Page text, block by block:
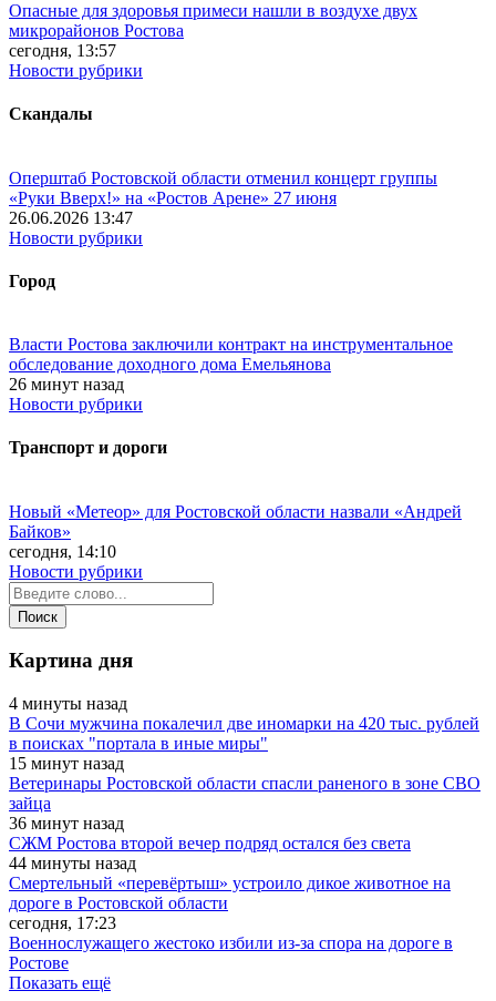
Опасные для здоровья примеси нашли в воздухе двух
микрорайонов Ростова
сегодня, 13:57
Новости рубрики
Скандалы
Оперштаб Ростовской области отменил концерт группы
«Руки Вверх!» на «Ростов Арене» 27 июня
26.06.2026 13:47
Новости рубрики
Город
Власти Ростова заключили контракт на инструментальное
обследование доходного дома Емельянова
26 минут назад
Новости рубрики
Транспорт и дороги
Новый «Метеор» для Ростовской области назвали «Андрей
Байков»
сегодня, 14:10
Новости рубрики
Картина дня
4 минуты назад
В Сочи мужчина покалечил две иномарки на 420 тыс. рублей
в поисках "портала в иные миры"
15 минут назад
Ветеринары Ростовской области спасли раненого в зоне СВО
зайца
36 минут назад
СЖМ Ростова второй вечер подряд остался без света
44 минуты назад
Смертельный «перевёртыш» устроило дикое животное на
дороге в Ростовской области
сегодня, 17:23
Военнослужащего жестоко избили из-за спора на дороге в
Ростове
Показать ещё